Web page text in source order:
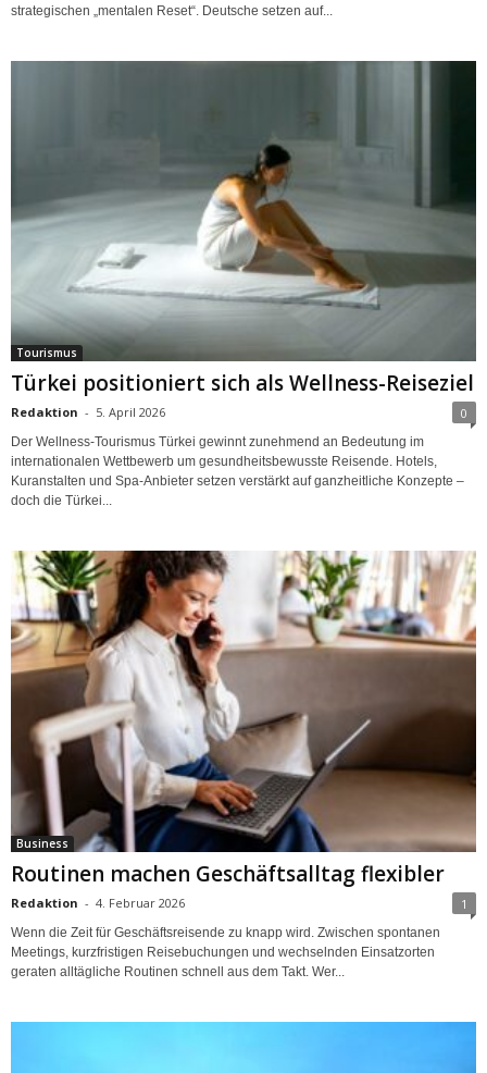
strategischen „mentalen Reset“. Deutsche setzen auf...
Tourismus
Türkei positioniert sich als Wellness-Reiseziel
Redaktion - 5. April 2026 0
Der Wellness-Tourismus Türkei gewinnt zunehmend an Bedeutung im
internationalen Wettbewerb um gesundheitsbewusste Reisende. Hotels,
Kuranstalten und Spa-Anbieter setzen verstärkt auf ganzheitliche Konzepte –
doch die Türkei...
Business
Routinen machen Geschäftsalltag flexibler
Redaktion - 4. Februar 2026 1
Wenn die Zeit für Geschäftsreisende zu knapp wird. Zwischen spontanen
Meetings, kurzfristigen Reisebuchungen und wechselnden Einsatzorten
geraten alltägliche Routinen schnell aus dem Takt. Wer...